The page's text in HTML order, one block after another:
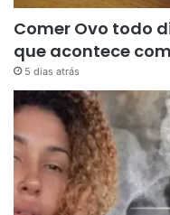
Comer Ovo todo
que acontece
5 dias atrás